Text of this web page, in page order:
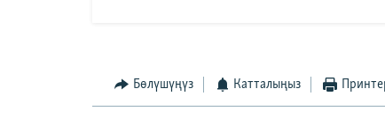
Бөлүшүңүз Катталыңыз